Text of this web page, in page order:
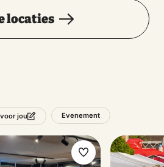
locaties
jou Evenement
Maak